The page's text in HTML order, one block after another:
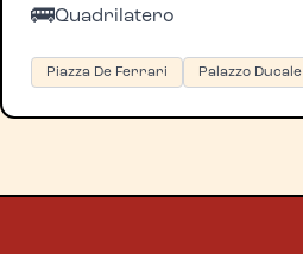
🚌Quadrilatero
Piazza De Ferrari Palazzo Ducale